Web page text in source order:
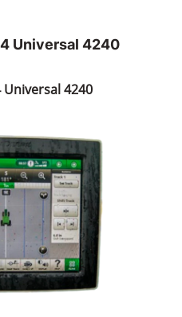
Universal 4240
4240